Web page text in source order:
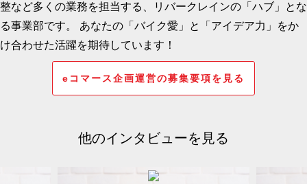
整など多くの業務を担当する、リバークレインの「ハブ」とな
る事業部です。 あなたの「バイク愛」と「アイデア力」をか
け合わせた活躍を期待しています！
eコマース企画運営の募集要項を見る
他のインタビューを見る